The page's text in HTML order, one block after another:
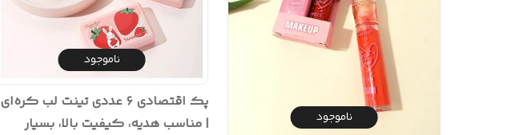
ناموجود
ناموجود
پک اقتصادی ۶ عددی تینت لب کره‌ای
| مناسب هدیه، کیفیت بالا، بسیار